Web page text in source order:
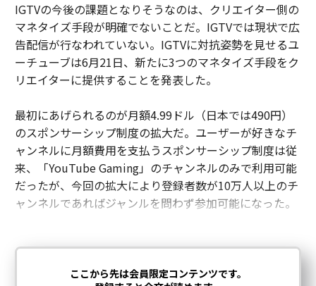
IGTVの今後の課題となりそうなのは、クリエイター側の
マネタイズ手段が明確でないことだ。IGTVでは現状で広
告配信が行なわれていない。IGTVに対抗姿勢を見せるユ
ーチューブは6月21日、新たに3つのマネタイズ手段をク
リエイターに提供することを発表した。
最初にあげられるのが月額4.99ドル（日本では490円）
のスポンサーシップ制度の拡大だ。ユーザーが好きなチ
ャンネルに月額費用を支払うスポンサーシップ制度は従
来、「YouTube Gaming」のチャンネルのみで利用可能
だったが、今回の拡大により登録者数が10万人以上のチ
ャンネルであればジャンルを問わず参加可能になった。